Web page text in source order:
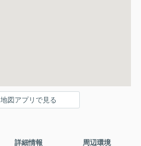
地図アプリで見る
詳細情報 周辺環境